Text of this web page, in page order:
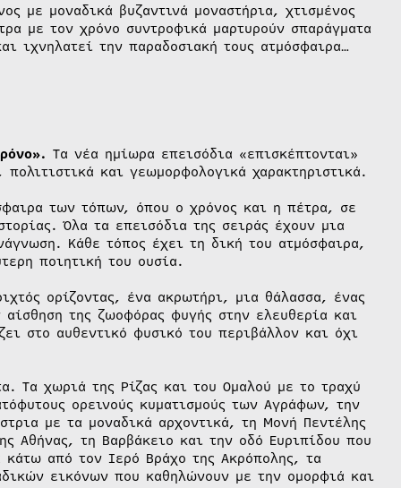
με μοναδικά βυζαντινά μοναστήρια, χτισμένος
με τον χρόνο συντροφικά μαρτυρούν σπαράγματα
ιχνηλατεί την παραδοσιακή τους ατμόσφαιρα…
Τα νέα ημίωρα επεισόδια «επισκέπτονται»
και γεωμορφολογικά χαρακτηριστικά.
των τόπων, όπου ο χρόνος και η πέτρα, σε
Όλα τα επεισόδια της σειράς έχουν μια
Κάθε τόπος έχει τη δική του ατμόσφαιρα,
ποιητική του ουσία.
ορίζοντας, ένα ακρωτήρι, μια θάλασσα, ένας
της ζωοφόρας φυγής στην ελευθερία και
στο αυθεντικό φυσικό του περιβάλλον και όχι
Τα χωριά της Ρίζας και του Ομαλού με το τραχύ
ορεινούς κυματισμούς των Αγράφων, την
με τα μοναδικά αρχοντικά, τη Μονή Πεντέλης
Αθήνας, τη Βαρβάκειο και την οδό Ευριπίδου που
κάτω από τον Ιερό Βράχο της Ακρόπολης, τα
εικόνων που καθηλώνουν με την ομορφιά και